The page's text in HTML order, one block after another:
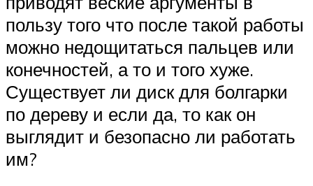
пользу того что после такой работы
можно недощитаться пальцев или
конечностей, а то и того хуже.
Существует ли диск для болгарки
по дереву и если да, то как он
выглядит и безопасно ли работать
им?